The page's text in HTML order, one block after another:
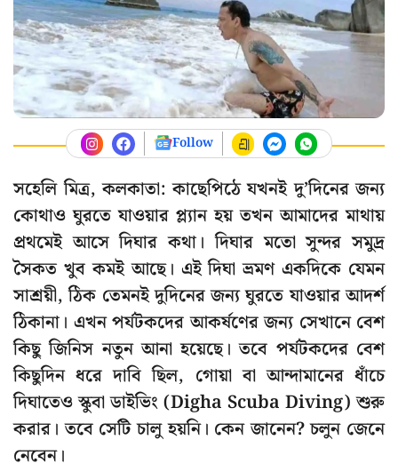
Follow
সহেলি মিত্র, কলকাতা: কাছেপিঠে যখনই দু’দিনের জন্য
কোথাও ঘুরতে যাওয়ার প্ল্যান হয় তখন আমাদের মাথায়
প্রথমেই আসে দিঘার কথা। দিঘার মতো সুন্দর সমুদ্র
সৈকত খুব কমই আছে। এই দিঘা ভ্রমণ একদিকে যেমন
সাশ্রয়ী, ঠিক তেমনই দুদিনের জন্য ঘুরতে যাওয়ার আদৰ্শ
ঠিকানা। এখন পর্যটকদের আকর্ষণের জন্য সেখানে বেশ
কিছু জিনিস নতুন আনা হয়েছে। তবে পর্যটকদের বেশ
কিছুদিন ধরে দাবি ছিল, গোয়া বা আন্দামানের ধাঁচে
দিঘাতেও স্কুবা ডাইভিং (Digha Scuba Diving) শুরু
করার। তবে সেটি চালু হয়নি। কেন জানেন? চলুন জেনে
নেবেন।